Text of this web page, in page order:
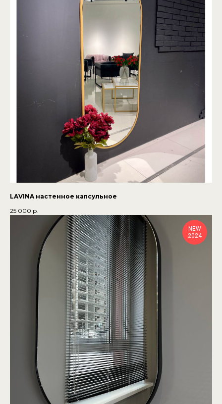
LAVINA настенное капсульное
25 000 р.
NEW
2024